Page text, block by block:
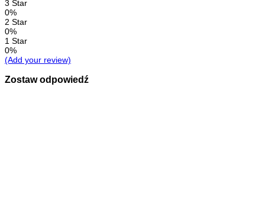
3 Star
0%
2 Star
0%
1 Star
0%
(Add your review)
Zostaw odpowiedź